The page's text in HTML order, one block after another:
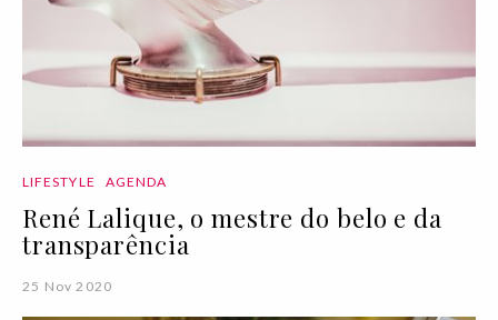
LIFESTYLE AGENDA
René Lalique, o mestre do belo e da
transparência
25 Nov 2020